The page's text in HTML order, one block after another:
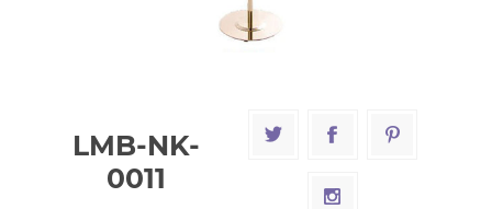
LMB-NK-
0011